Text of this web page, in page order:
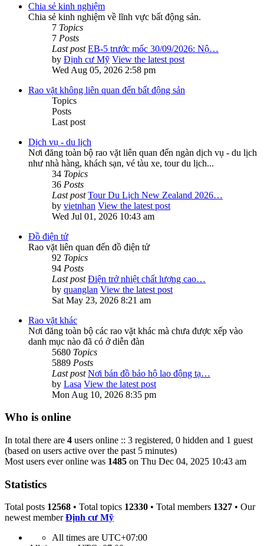
Chia sẻ kinh nghiệm
Chia sẻ kinh nghiệm về lĩnh vực bất động sản.
7 Topics
7 Posts
Last post EB-5 trước mốc 30/09/2026: Nộ…
by Định cư Mỹ View the latest post
Wed Aug 05, 2026 2:58 pm
Rao vặt không liên quan đến bất động sản
Topics
Posts
Last post
Dịch vụ - du lịch
Nơi đăng toàn bộ rao vặt liên quan đến ngàn dịch vụ - du lịch
như nhà hàng, khách sạn, vé tàu xe, tour du lịch...
34 Topics
36 Posts
Last post Tour Du Lịch New Zealand 2026…
by vietnhan View the latest post
Wed Jul 01, 2026 10:43 am
Đồ điện tử
Rao vặt liên quan đến đồ điện tử
92 Topics
94 Posts
Last post Điện trở nhiệt chất lượng cao…
by quanglan View the latest post
Sat May 23, 2026 8:21 am
Rao vặt khác
Nơi đăng toàn bộ các rao vặt khác mà chưa được xếp vào
danh mục nào đã có ở diễn đàn
5680 Topics
5889 Posts
Last post Nơi bán đồ bảo hộ lao động tạ…
by Lasa View the latest post
Mon Aug 10, 2026 8:35 pm
Who is online
In total there are 4 users online :: 3 registered, 0 hidden and 1 guest
(based on users active over the past 5 minutes)
Most users ever online was 1485 on Thu Dec 04, 2025 10:43 am
Statistics
Total posts 12568 • Total topics 12330 • Total members 1327 • Our
newest memberĐịnh cư Mỹ
All times are UTC+07:00